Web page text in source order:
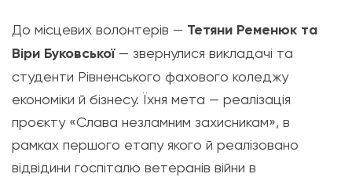
До місцевих волонтерів — Тетяни Ременюк та
Віри Буковської— звернулися викладачі та
студенти Рівненського фахового коледжу
економіки й бізнесу. Їхня мета — реалізація
проєкту «Слава незламним захисникам», в
рамках першого етапу якого й реалізовано
відвідини госпіталю ветеранів війни в